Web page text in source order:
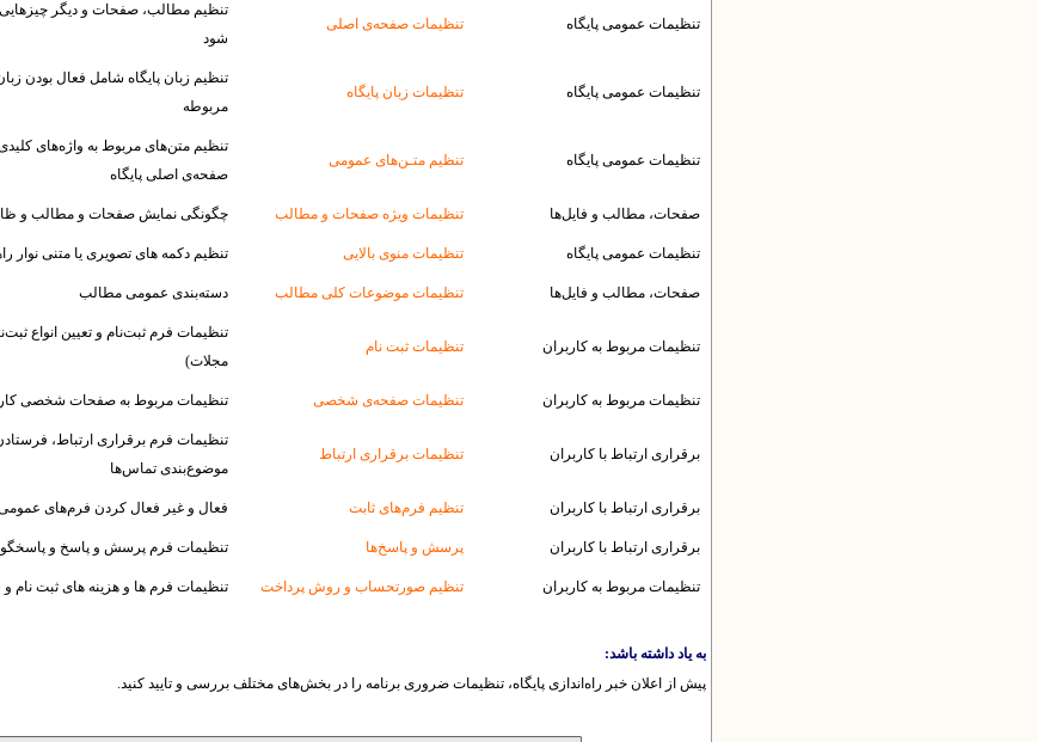
تنظیمات عمومى پایگاه تنظیمات صفحه‌ی اصلى
تنظیم مطالب، صفحات و دیگر
شود
تنظیمات عمومى پایگاه تنظیمات زبان پایگاه
تنظیم زبان پایگاه شامل فعال بودن
مربوطه
تنظیمات عمومى پایگاه تنظیم متـن‌ها‌ی عمومی
تنظیم متن‌های مربوط به واژه‌های
صفحه‌ی اصلی پایگاه
صفحات، مطالب و فایل‌ها تنظیمات ویژه صفحات و مطالب چگونگی نمایش صفحات و مطالب و
تنظیمات عمومى پایگاه تنظیمات منوی بالایی تنظیم دکمه های تصویری یا متنی نوار
صفحات، مطالب و فایل‌ها تنظیمات موضوعات کلی مطالب دسته‌بندی عمومی مطالب
تنظیمات مربوط به کاربران تنظیمات ثبت نام
تنظیمات فرم ثبت‌‌نام و تعیین انواع
مجلات)
تنظیمات مربوط به کاربران تنظیمات صفحه‌ی شخصى تنظیمات مربوط به صفحات شخصی
برقرارى ارتباط با کاربران تنظیمات برقرارى ارتباط
تنظیمات فرم برقراری ارتباط،
موضوع‌بندی تماس‌ها
برقرارى ارتباط با کاربران تنظیم فرم‌هاى ثابت فعال و غیر فعال کردن فرم‌های عمومی
برقرارى ارتباط با کاربران پرسش و پاسخ‌ها تنظیمات فرم پرسش و پاسخ و
تنظیمات مربوط به کاربران تنظیم صورتحساب و روش پرداخت تنظیمات فرم ها و هزینه های ثبت
به یاد داشته باشد:
پیش از اعلان خبر راه‌اندازی پایگاه، تنظیمات ضروری برنامه را در بخش‌های مختلف بررسی و تایید کنید.